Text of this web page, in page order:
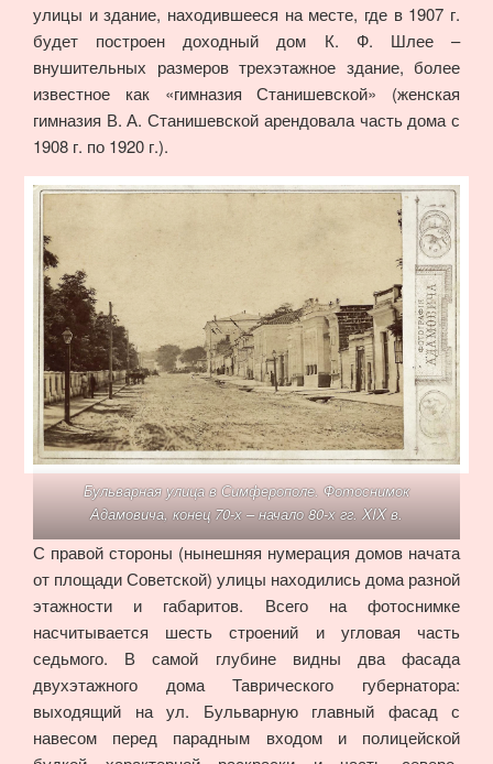
улицы и здание, находившееся на месте, где в 1907 г.
будет построен доходный дом К. Ф. Шлее –
внушительных размеров трехэтажное здание, более
известное как «гимназия Станишевской» (женская
гимназия В. А. Станишевской арендовала часть дома с
1908 г. по 1920 г.).
Бульварная улица в Симферополе. Фотоснимок
Адамовича, конец 70-х – начало 80-х гг. XIX в.
С правой стороны (нынешняя нумерация домов начата
от площади Советской) улицы находились дома разной
этажности и габаритов. Всего на фотоснимке
насчитывается шесть строений и угловая часть
седьмого. В самой глубине видны два фасада
двухэтажного дома Таврического губернатора:
выходящий на ул. Бульварную главный фасад с
навесом перед парадным входом и полицейской